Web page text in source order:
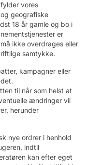
vores
geografiske
18 år gamle og bo i
er
ikke overdrages eller
samtykke.
kampagner eller
til når som helst at
ændringer vil
herunder
nye ordrer i henhold
indtil
kan efter eget